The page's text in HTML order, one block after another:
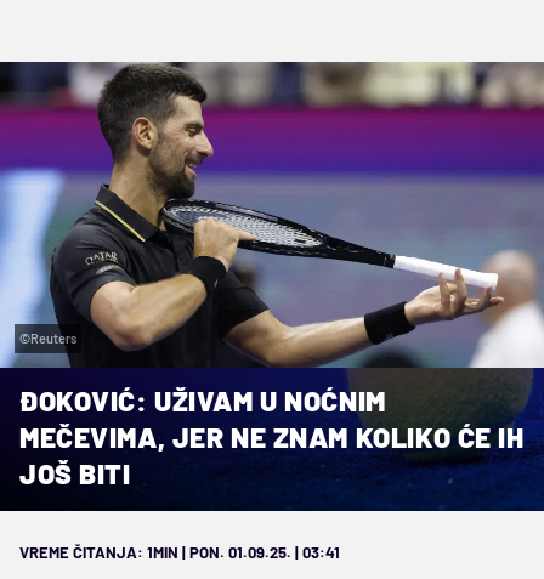
©Reuters
ĐOKOVIĆ: UŽIVAM U NOĆNIM
MEČEVIMA, JER NE ZNAM KOLIKO ĆE IH
JOŠ BITI
VREME ČITANJA: 1MIN | PON. 01.09.25. | 03:41